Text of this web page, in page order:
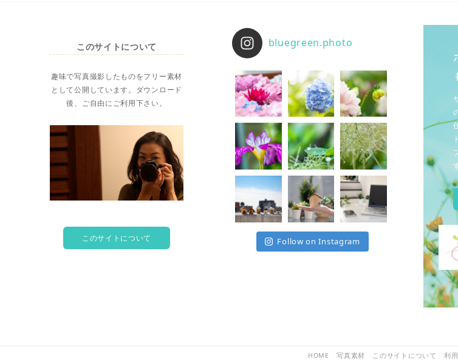
このサイトについて
趣味で写真撮影したものをフリー素材
として公開しています。ダウンロード
後、ご自由にご利用下さい。
このサイトについて
bluegreen.photo
Follow on Instagram
HOME 写真素材 このサイトについて 利